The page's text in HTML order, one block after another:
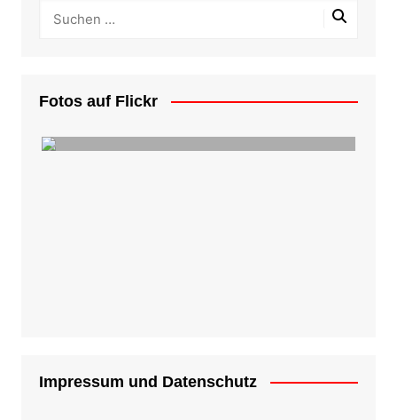
Fotos auf Flickr
Impressum und Datenschutz